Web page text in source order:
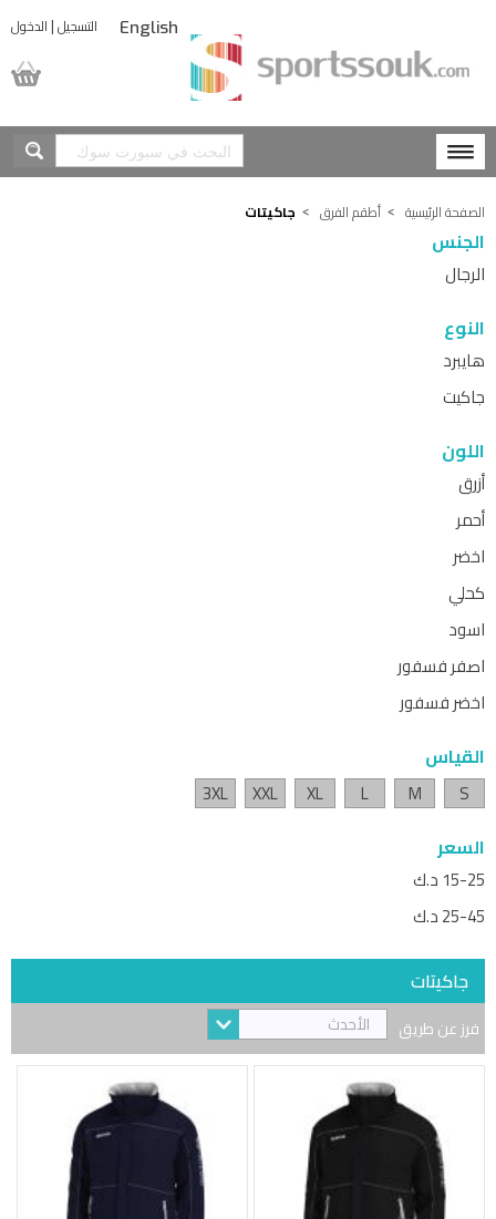
التسجيل|الدخول English
الصفحة الرئيسية أطقم الفرق جاكيتات
الجنس
الرجال
النوع
هايبرد
جاكيت
اللون
أزرق
أحمر
اخضر
كحلي
اسود
اصفر فسفور
اخضر فسفور
القياس
S
M
L
XL
XXL
3XL
السعر
15-25 د.ك
25-45 د.ك
جاكيتات
فرز عن طريق الأحدث